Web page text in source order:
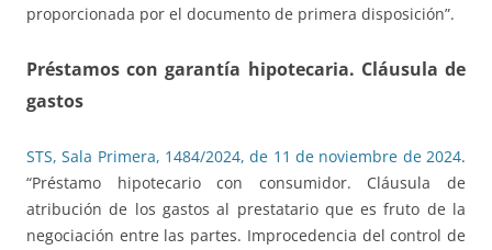
proporcionada por el documento de primera disposición”.
Préstamos con garantía hipotecaria. Cláusula de
gastos
STS, Sala Primera, 1484/2024, de 11 de noviembre de 2024.
“Préstamo hipotecario con consumidor. Cláusula de
atribución de los gastos al prestatario que es fruto de la
negociación entre las partes. Improcedencia del control de